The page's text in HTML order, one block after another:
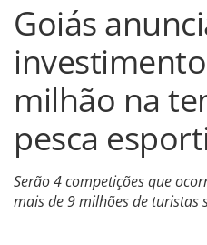
Goiás
milhão na
pesca
Serão 4 competições que
mais de 9 milhões de turistas